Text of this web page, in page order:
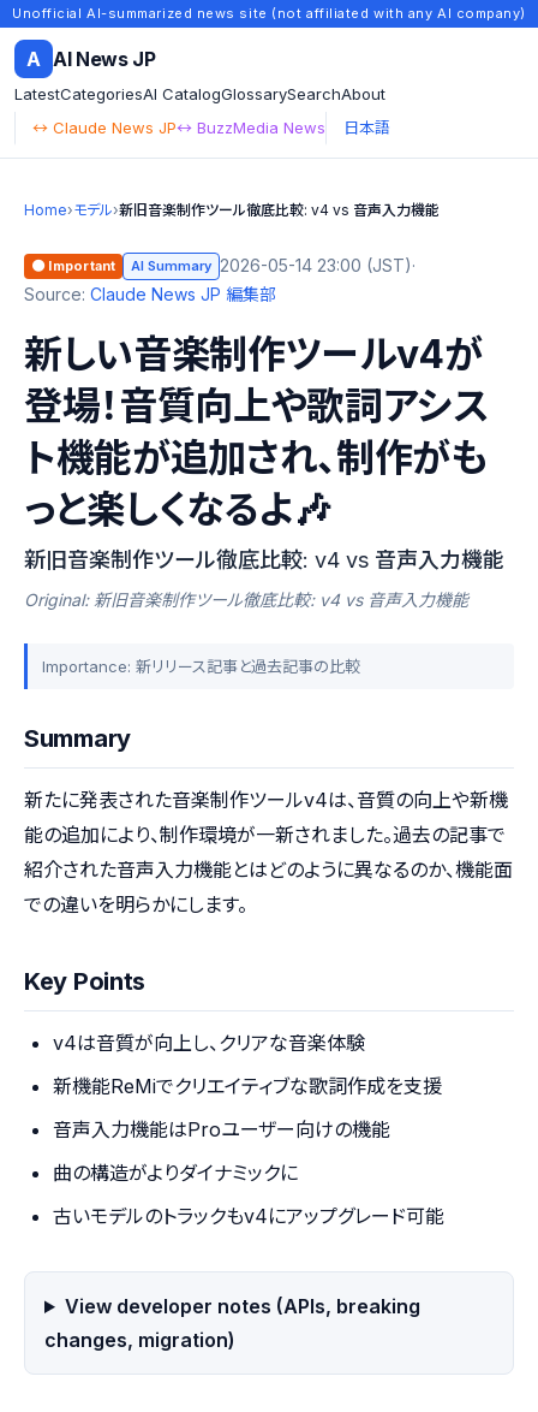
Unofficial AI-summarized news site (not affiliated with any AI company)
A AI News JP
LatestCategoriesAI CatalogGlossarySearchAbout
↔ Claude News JP↔ BuzzMedia News 日本語
Home›モデル›新旧音楽制作ツール徹底比較: v4 vs 音声入力機能
🟠 Important AI Summary 2026-05-14 23:00 (JST)·
Source: Claude News JP 編集部
新しい音楽制作ツールv4が
登場！音質向上や歌詞アシス
ト機能が追加され、制作がも
っと楽しくなるよ🎶
新旧音楽制作ツール徹底比較: v4 vs 音声入力機能
Original: 新旧音楽制作ツール徹底比較: v4 vs 音声入力機能
Importance: 新リリース記事と過去記事の比較
Summary
新たに発表された音楽制作ツールv4は、音質の向上や新機
能の追加により、制作環境が一新されました。過去の記事で
紹介された音声入力機能とはどのように異なるのか、機能面
での違いを明らかにします。
Key Points
v4は音質が向上し、クリアな音楽体験
新機能ReMiでクリエイティブな歌詞作成を支援
音声入力機能はProユーザー向けの機能
曲の構造がよりダイナミックに
古いモデルのトラックもv4にアップグレード可能
View developer notes (APIs, breaking
changes, migration)